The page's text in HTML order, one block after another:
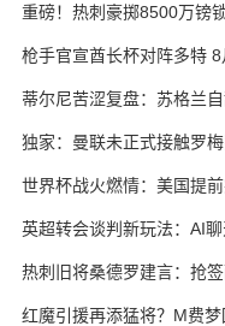
重磅！热刺豪掷8500万镑
枪手官宣酋长杯对阵多特
蒂尔尼苦涩复盘：苏格兰
独家：曼联未正式接触罗
世界杯战火燃情：美国提
酵
英超转会谈判新玩法：AI
热刺旧将桑德罗建言：抢
式"耐心
红魔引援再添猛将？M费